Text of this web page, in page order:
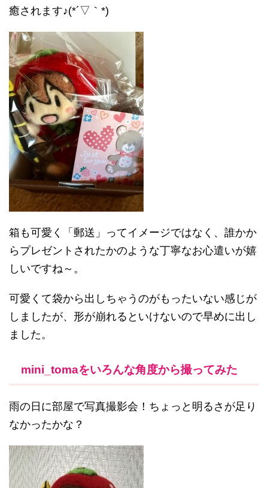
癒されます♪(*´▽｀*)
箱も可愛く「郵送」ってイメージではなく、誰かか
らプレゼントされたかのような丁寧なお心遣いが嬉
しいですね～。
可愛くて袋から出しちゃうのがもったいない感じが
しましたが、形が崩れるといけないので早めに出し
ました。
mini_tomaをいろんな角度から撮ってみた
雨の日に部屋で写真撮影会！ちょっと明るさが足り
なかったかな？